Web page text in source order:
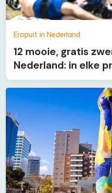
Eropuit in Nederland
12 mooie, gratis
Nederland: in elke